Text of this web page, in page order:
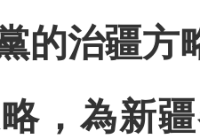
的治疆方
，為新